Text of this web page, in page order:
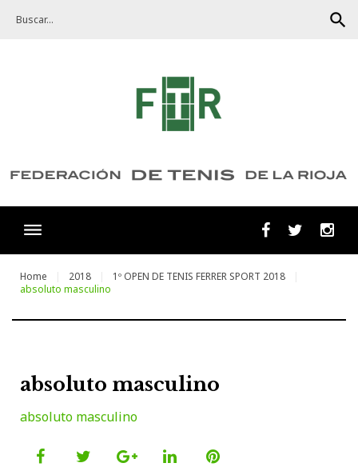
search
FacebookTwitter
Home 2018
1º OPEN DE TENIS FERRER SPORT 2018
absoluto masculino
absoluto masculino
absoluto masculino
FacebookTwitterGoogle+LinkedInPinterest